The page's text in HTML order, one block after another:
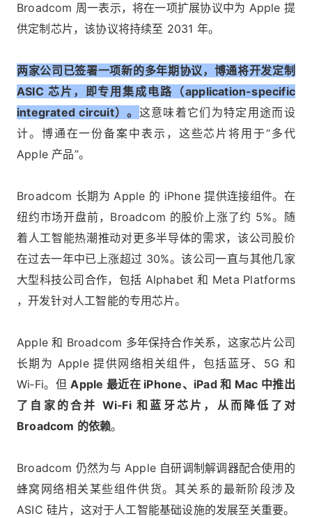
Broadcom 周一表示，将在一项扩展协议中为 Apple 提
供定制芯片，该协议将持续至 2031 年。
两家公司已签署一项新的多年期协议，博通将开发定制
ASIC 芯片，即专用集成电路（application-specific
integrated circuit）。 这意味着它们为特定用途而设
计。博通在一份备案中表示，这些芯片将用于“多代
Apple 产品”。
Broadcom 长期为 Apple 的 iPhone 提供连接组件。在
纽约市场开盘前，Broadcom 的股价上涨了约 5%。随
着人工智能热潮推动对更多半导体的需求，该公司股价
在过去一年中已上涨超过 30%。该公司一直与其他几家
大型科技公司合作，包括 Alphabet 和 Meta Platforms
，开发针对人工智能的专用芯片。
Apple 和 Broadcom 多年保持合作关系，这家芯片公司
长期为 Apple 提供网络相关组件，包括蓝牙、5G 和
Wi‑Fi。但Apple 最近在 iPhone、iPad 和 Mac 中推出
了自家的合并 Wi‑Fi 和蓝牙芯片，从而降低了对
Broadcom 的依赖。
Broadcom 仍然为与 Apple 自研调制解调器配合使用的
蜂窝网络相关某些组件供货。其关系的最新阶段涉及
ASIC 硅片，这对于人工智能基础设施的发展至关重要。